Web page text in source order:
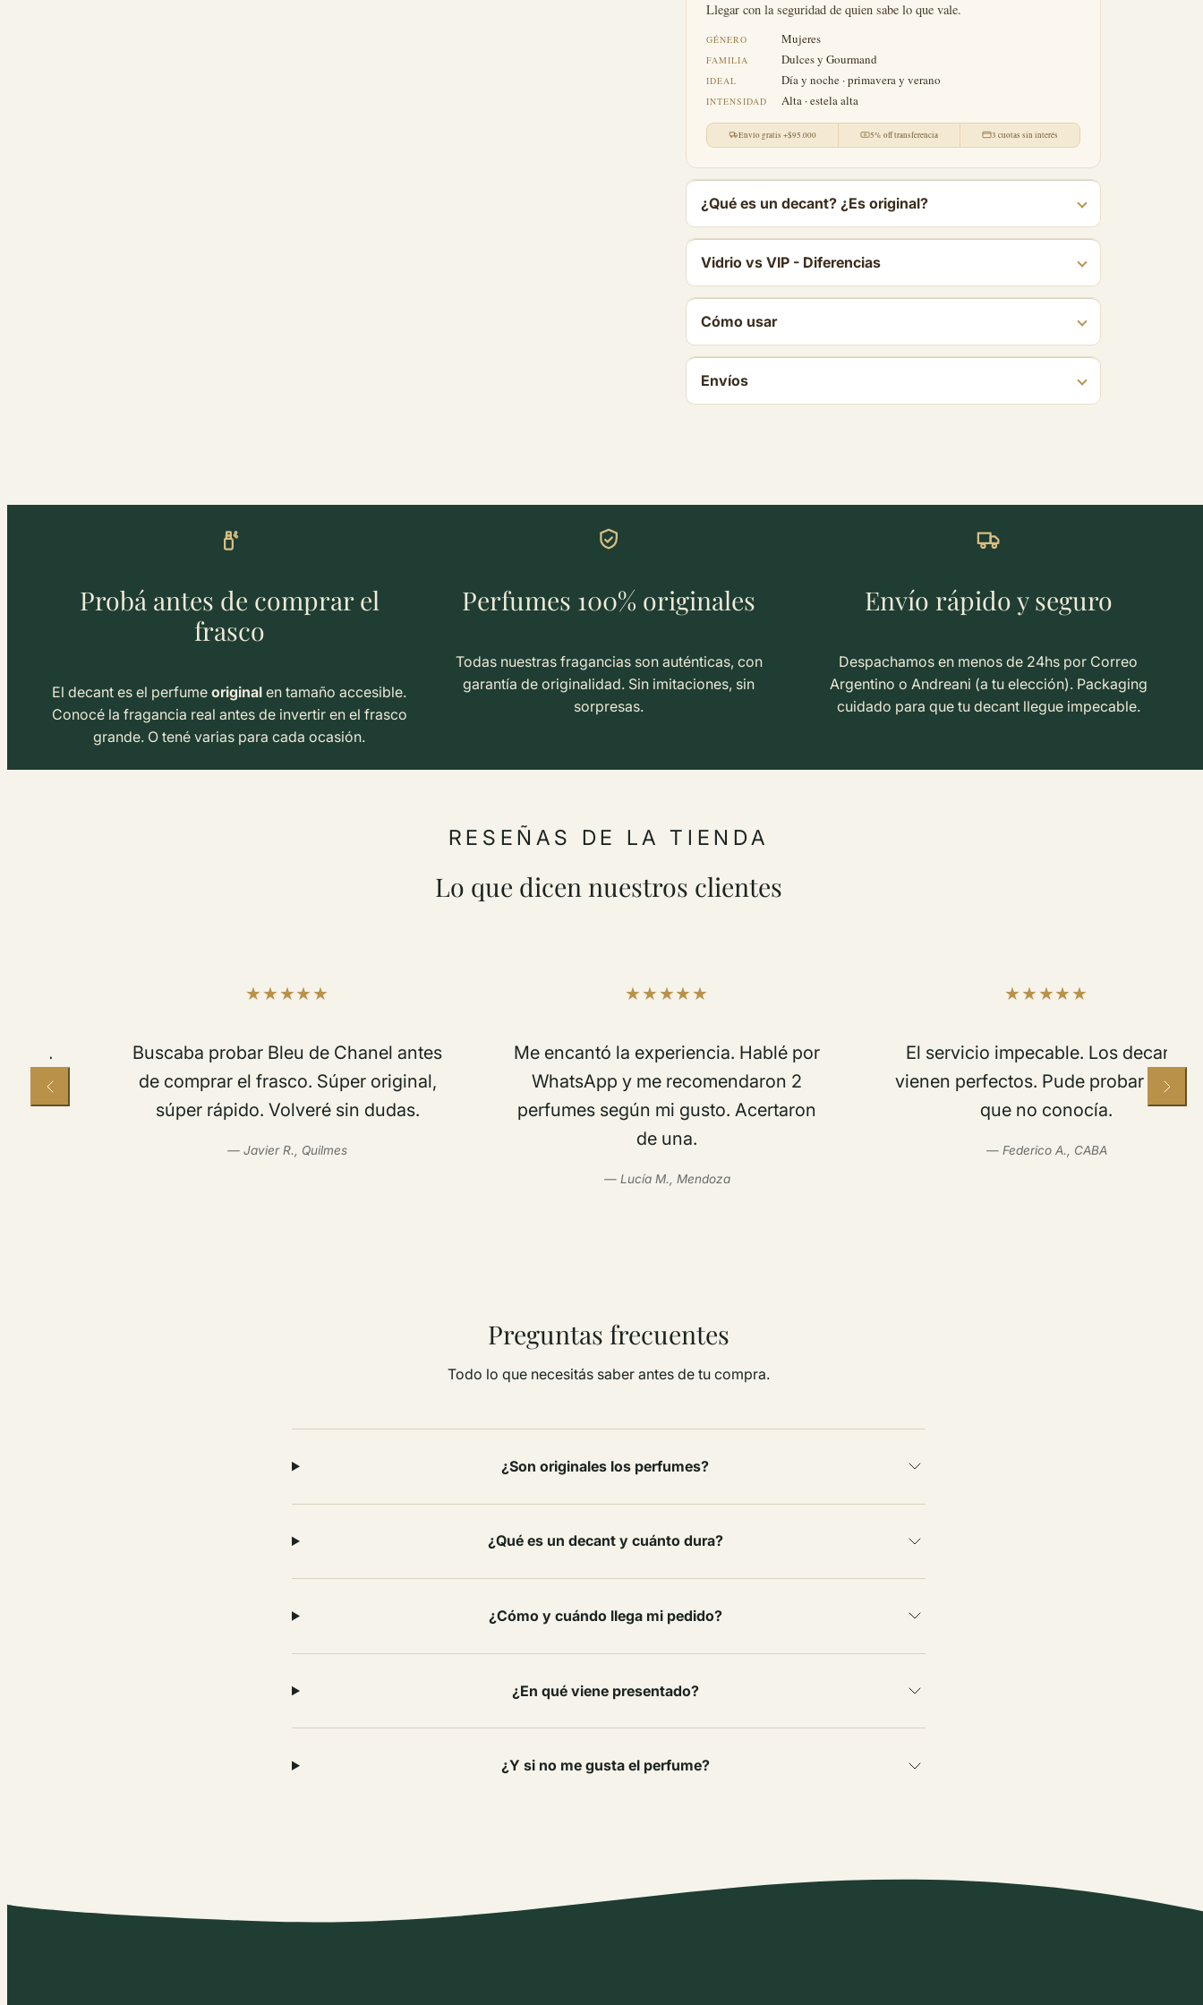
Llegar con la seguridad de quien sabe lo que vale.
GÉNERO Mujeres
FAMILIA Dulces y Gourmand
IDEAL Día y noche · primavera y verano
INTENSIDAD Alta · estela alta
Envío gratis +$95.000 5% off transferencia 3 cuotas sin interés
¿Qué es un decant? ¿Es original?
Vidrio vs VIP - Diferencias
Cómo usar
Envíos
Probá antes de comprar el
frasco
El decant es el perfume original en tamaño accesible.
Conocé la fragancia real antes de invertir en el frasco
grande. O tené varias para cada ocasión.
Perfumes 100% originales
Todas nuestras fragancias son auténticas, con
garantía de originalidad. Sin imitaciones, sin
sorpresas.
Envío rápido y seguro
Despachamos en menos de 24hs por Correo
Argentino o Andreani (a tu elección). Packaging
cuidado para que tu decant llegue impecable.
RESEÑAS DE LA TIENDA
Lo que dicen nuestros clientes
Buscaba probar Bleu de Chanel antes
de comprar el frasco. Súper original,
súper rápido. Volveré sin dudas.
— Javier R., Quilmes
Me encantó la experiencia. Hablé por
WhatsApp y me recomendaron 2
perfumes según mi gusto. Acertaron
de una.
— Lucía M., Mendoza
El servicio impecable. Los decants
vienen perfectos. Pude probar varios
que no conocía.
— Federico A., CABA
Preguntas frecuentes
Todo lo que necesitás saber antes de tu compra.
¿Son originales los perfumes?
¿Qué es un decant y cuánto dura?
¿Cómo y cuándo llega mi pedido?
¿En qué viene presentado?
¿Y si no me gusta el perfume?